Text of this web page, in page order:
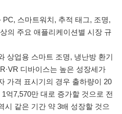
스마트워치, 추적 태그, 조명,
의 주요 애플리케이션별 시장 규
상업용 스마트 조명, 냉난방 환기
디바이스는 높은 성장세가
가격 표시기의 경우 출하량이 20
억7,570만 대로 증가할 것으로 전
시 같은 기간 약 3배 성장할 것으